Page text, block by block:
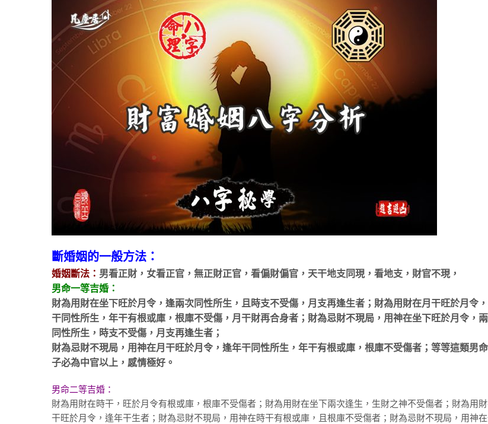
斷婚姻的一般方法：
婚姻斷法： 男看正財，女看正官，無正財正官，看偏財偏官，天干地支同現，看地支，財官不現，
男命一等吉婚：
財為用財在坐下旺於月令，逢兩次同性所生，且時支不受傷，月支再逢生者；財為用財在月干旺於月令
干同性所生，年干有根或庫，根庫不受傷，月干財再合身者；財為忌財不現局，用神在坐下旺於月令，
同性所生，時支不受傷，月支再逢生者；
財為忌財不現局，用神在月干旺於月令，逢年干同性所生，年干有根或庫，根庫不受傷者；等等這類男
子必為中官以上，感情極好。
男命二等吉婚：
財為用財在時干，旺於月令有根或庫，根庫不受傷者；財為用財在坐下兩次逢生，生財之神不受傷者；財為用
干旺於月令，逢年干生者；財為忌財不現局，用神在時干有根或庫，且根庫不受傷者；財為忌財不現局，用神